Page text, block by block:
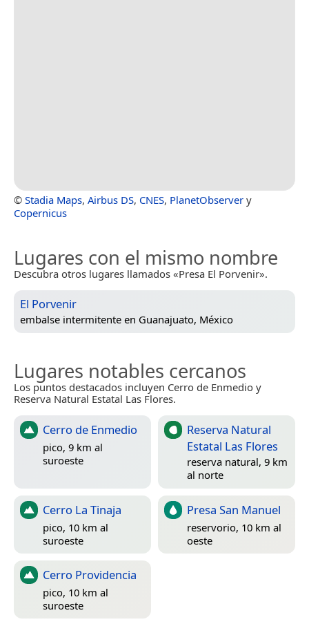
© Stadia Maps, Airbus DS, CNES, PlanetObserver y
Copernicus
Lugares con el mismo nombre
Descubra otros lugares llamados «Presa El Porvenir».
El Porvenir
embalse intermitente en Guanajuato, México
Lugares notables cercanos
Los puntos destacados incluyen Cerro de Enmedio y
Reserva Natural Estatal Las Flores.
Cerro de Enmedio
pico, 9 km al
suroeste
Reserva Natural
Estatal Las Flores
reserva natural, 9 km
al norte
Cerro La Tinaja
pico, 10 km al
suroeste
Presa San Manuel
reservorio, 10 km al
oeste
Cerro Providencia
pico, 10 km al
suroeste